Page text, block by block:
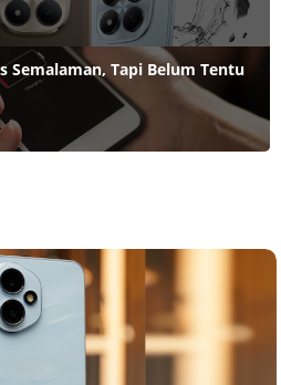
Semalaman, Tapi Belum Tentu